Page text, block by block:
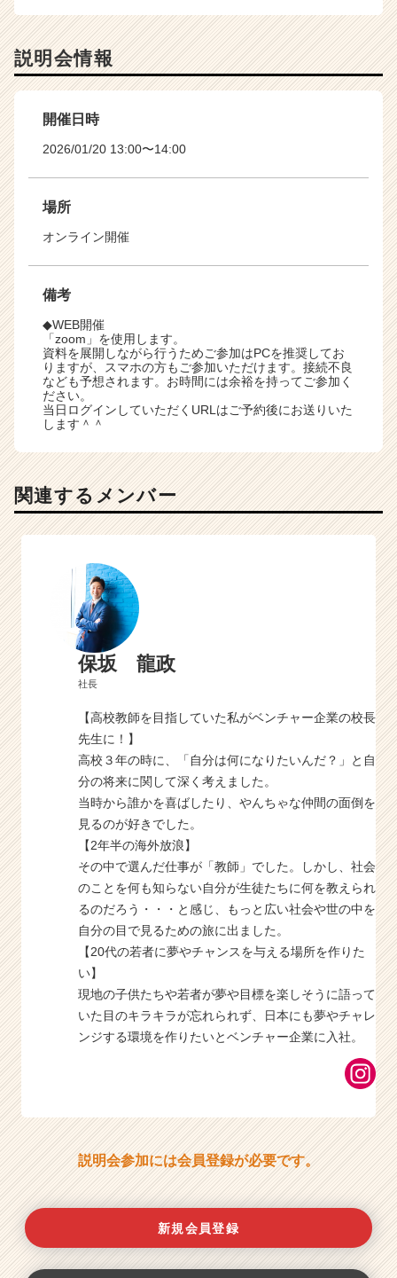
説明会情報
開催日時
2026/01/20 13:00〜14:00
場所
オンライン開催
備考
◆WEB開催
「zoom」を使用します。
資料を展開しながら行うためご参加はPCを推奨してお
りますが、スマホの方もご参加いただけます。接続不良
なども予想されます。お時間には余裕を持ってご参加く
ださい。
当日ログインしていただくURLはご予約後にお送りいた
します＾＾
関連するメンバー
保坂 龍政
社長
【高校教師を目指していた私がベンチャー企業の校長
先生に！】
高校３年の時に、「自分は何になりたいんだ？」と自
分の将来に関して深く考えました。
当時から誰かを喜ばしたり、やんちゃな仲間の面倒を
見るのが好きでした。
【2年半の海外放浪】
その中で選んだ仕事が「教師」でした。しかし、社会
のことを何も知らない自分が生徒たちに何を教えられ
るのだろう・・・と感じ、もっと広い社会や世の中を
自分の目で見るための旅に出ました。
【20代の若者に夢やチャンスを与える場所を作りた
い】
現地の子供たちや若者が夢や目標を楽しそうに語って
いた目のキラキラが忘れられず、日本にも夢やチャレ
ンジする環境を作りたいとベンチャー企業に入社。
説明会参加には会員登録が必要です。
新規会員登録